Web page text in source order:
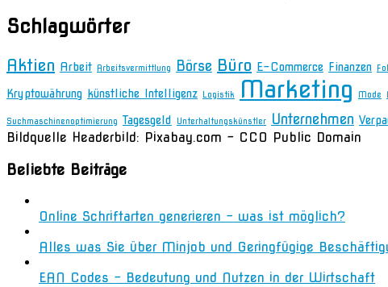
Schlagwörter
Aktien Arbeit Arbeitsvermittlung Börse Büro E-Commerce Finanzen
Kryptowährung künstliche Intelligenz Logistik Marketing Mode
Suchmaschinenoptimierung Tagesgeld Unterhaltungskünstler Unternehmen
Bildquelle Headerbild: Pixabay.com - CC0 Public Domain
Beliebte Beiträge
Online Schriftarten generieren – was ist möglich?
Alles was Sie über Minjob und Geringfügige
EAN Codes – Bedeutung und Nutzen in der Wirtschaft